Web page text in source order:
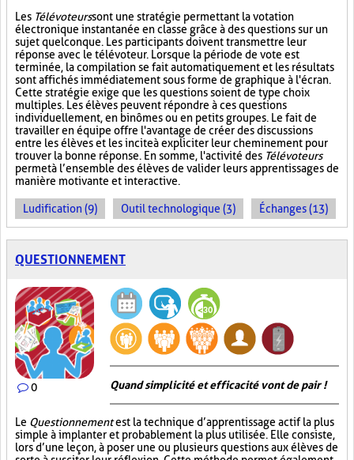
Les Télévoteurssont une stratégie permettant la votation
électronique instantanée en classe grâce à des questions sur un
sujet quelconque. Les participants doivent transmettre leur
réponse avec le télévoteur. Lorsque la période de vote est
terminée, la compilation se fait automatiquement et les résultats
sont affichés immédiatement sous forme de graphique à l'écran.
Cette stratégie exige que les questions soient de type choix
multiples. Les élèves peuvent répondre à ces questions
individuellement, en binômes ou en petits groupes. Le fait de
travailler en équipe offre l'avantage de créer des discussions
entre les élèves et les incite à expliciter leur cheminement pour
trouver la bonne réponse. En somme, l'activité des Télévoteurs
permet à l’ensemble des élèves de valider leurs apprentissages de
manière motivante et interactive.
Ludification (9) Outil technologique (3) Échanges (13)
QUESTIONNEMENT
0 Quand simplicité et efficacité vont de pair !
Le Questionnementest la technique d’apprentissage actif la plus
simple à implanter et probablement la plus utilisée. Elle consiste,
lors d’une leçon, à poser une ou plusieurs questions aux élèves de